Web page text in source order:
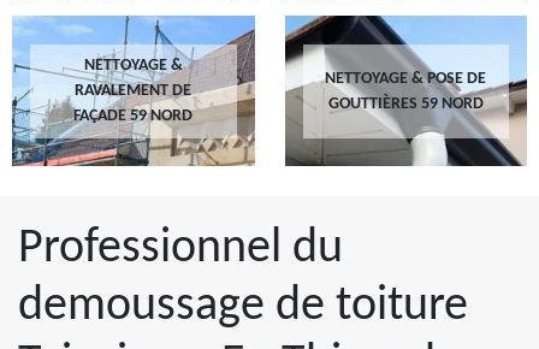
NETTOYAGE &
RAVALEMENT DE
FAÇADE 59 NORD
NETTOYAGE & POSE DE
GOUTTIÈRES 59 NORD
Professionnel du
demoussage de toiture